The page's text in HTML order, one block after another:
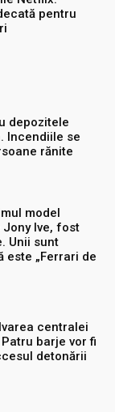
pentru
depozitele
Incendiile se
rănite
model
Ive, fost
Unii sunt
„Ferrari de
centralei
barje vor fi
detonării